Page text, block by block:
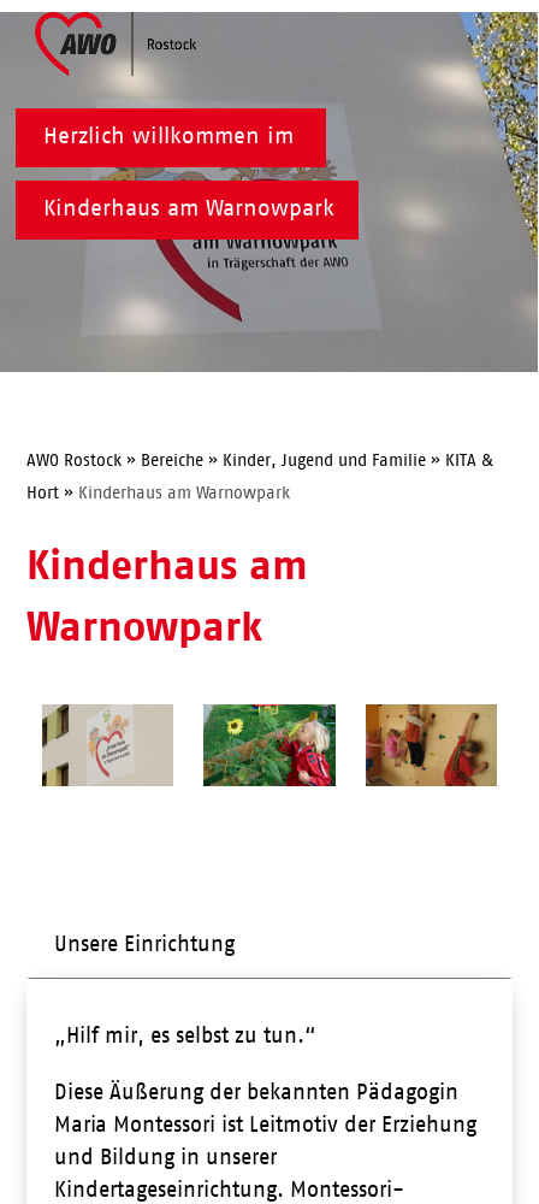
Skip
content
Open
mobile
menu
Close
mobile
menu
Herzlich willkommen im
Kinderhaus am Warnowpark
AWO Rostock » Bereiche » Kinder, Jugend und Familie » KITA &
Hort » Kinderhaus am Warnowpark
Kinderhaus am
Warnowpark
Unsere Einrichtung
„Hilf mir, es selbst zu tun.“
Diese Äußerung der bekannten Pädagogin
Maria Montessori ist Leitmotiv der Erziehung
und Bildung in unserer
Kindertageseinrichtung. Montessori-